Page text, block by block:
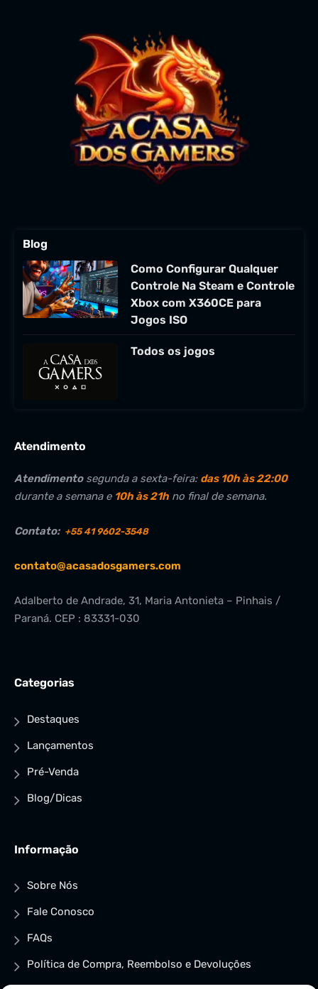
Blog
Como Configurar Qualquer
Controle Na Steam e Controle
Xbox com X360CE para
Jogos ISO
Todos os jogos
Atendimento
Atendimentosegunda a sexta-feira: das 10h às 22:00
durante a semana e 10h às 21h no final de semana.
Contato: +55 41 9602-3548
contato@acasadosgamers.com
Adalberto de Andrade, 31, Maria Antonieta – Pinhais /
Paraná. CEP : 83331-030
Categorias
Destaques
Lançamentos
Pré-Venda
Blog/Dicas
Informação
Sobre Nós
Fale Conosco
FAQs
Política de Compra, Reembolso e Devoluções